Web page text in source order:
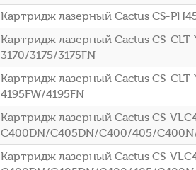
Картридж лазерный Cactus CS-
Картридж лазерный Cactus CS-
3170/3175/3175FN
Картридж лазерный Cactus CS-
4195FW/4195FN
Картридж лазерный Cactus CS-
C400DN/C405DN/C400/405/
Картридж лазерный Cactus CS-